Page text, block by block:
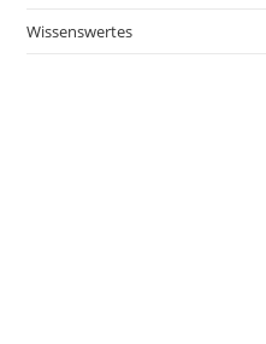
Wissenswertes